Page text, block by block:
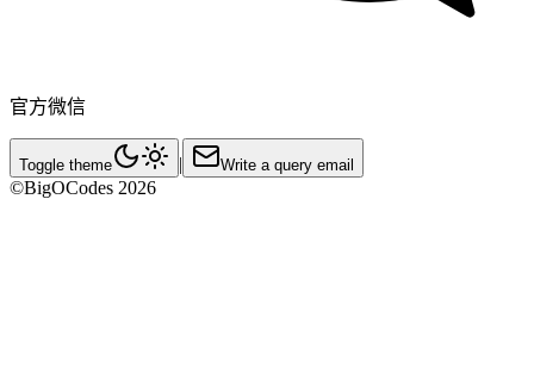
官方微信
Toggle theme | Write a query email
©BigOCodes 2026